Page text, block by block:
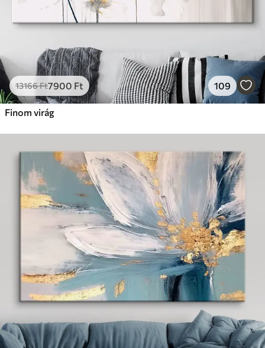
13166Ft7900 Ft 109
Finom virág